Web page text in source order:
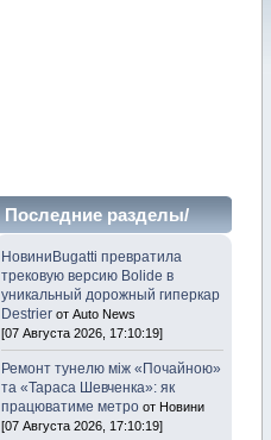
Последние разделы/
темы
НовиниBugatti превратила
трековую версию Bolide в
уникальный дорожный гиперкар
Destrier от Auto News
[07 Августа 2026, 17:10:19]
Ремонт тунелю між «Почайною»
та «Тараса Шевченка»: як
працюватиме метро от Новини
[07 Августа 2026, 17:10:19]